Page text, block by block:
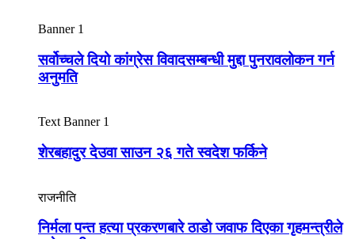
Banner 1
सर्वोच्चले दियो कांग्रेस विवादसम्बन्धी मुद्दा पुनरावलोकन गर्न
अनुमति
Text Banner 1
शेरबहादुर देउवा साउन २६ गते स्वदेश फर्किने
राजनीति
निर्मला पन्त हत्या प्रकरणबारे ठाडो जवाफ दिएका गृहमन्त्रीले